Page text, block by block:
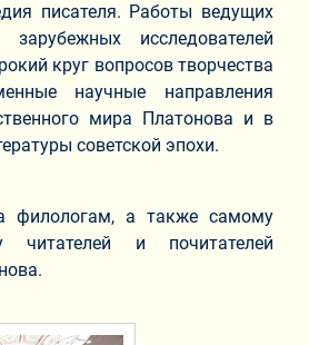
писателя. Работы ведущих
зарубежных исследователей
круг вопросов творчества
научные направления
мира Платонова и в
советской эпохи.
филологам, а также самому
читателей и почитателей